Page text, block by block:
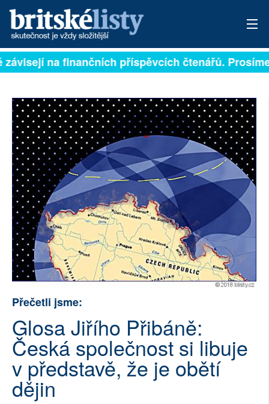
PŘIHLÁSIT
ARCHIV
ROZHOVORY
TÉMATA
NEJČTENĚJŠÍ ZA 7 DNÍ
AUTOŘI
PŘÍSPĚVKY NA PROVOZ
SOCIÁLNÍ SÍTĚ
PLNÁ VERZE STRÁNEK
na finančních příspěvcích čtenářů.
Přečetli jsme:
Glosa Jiřího Přibáně:
Česká společnost si libuje
v představě, že je obětí
dějin